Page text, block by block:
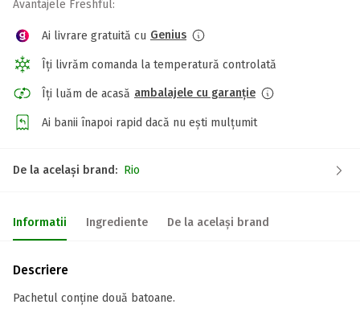
Avantajele Freshful:
Ai livrare gratuită cu Genius
Îți livrăm comanda la temperatură controlată
Îți luăm de acasă ambalajele cu garanție
Ai banii înapoi rapid dacă nu ești mulțumit
De la același brand: Rio
Informatii Ingrediente De la același brand
Descriere
Pachetul conține două batoane.